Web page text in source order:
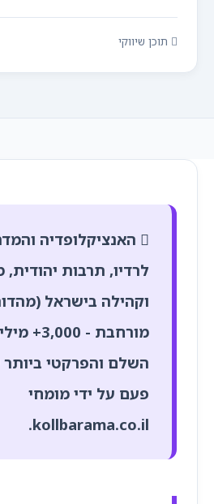
תוכן שיווקי
האנציקלופדיה
לרדיו, תרבות יהודית,
מורחבת - 3,000+ מילים):
השלם והפרקטי ביותר
פעם על ידי מומחי
kollbarama.co.il
.